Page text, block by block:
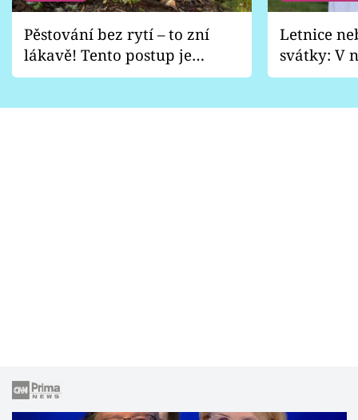
Pěstování bez rytí – to zní
lákavě! Tento postup je
vhodný jen pro některé
Letnice
svátky: V
pondělí